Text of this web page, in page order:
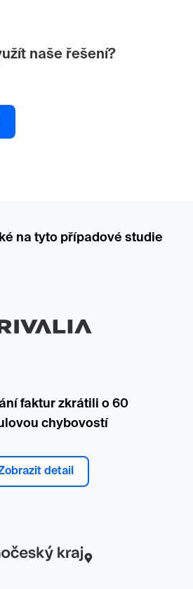
naše řešení?
na tyto případové studie
faktur zkrátili o 60
chybovostí
detail